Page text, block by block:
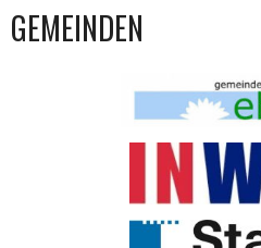
GEMEINDEN